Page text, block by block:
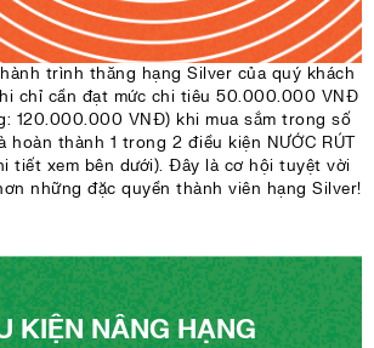
trình thăng hạng Silver của quý khách
chỉ cần đạt mức chi tiêu 50.000.000 VNĐ
120.000.000 VNĐ) khi mua sắm trong số
hoàn thành 1 trong 2 điều kiện NƯỚC RÚT
tiết xem bên dưới). Đây là cơ hội tuyệt vời
những đặc quyền thành viên hạng Silver!
KIỆN NÂNG HẠNG